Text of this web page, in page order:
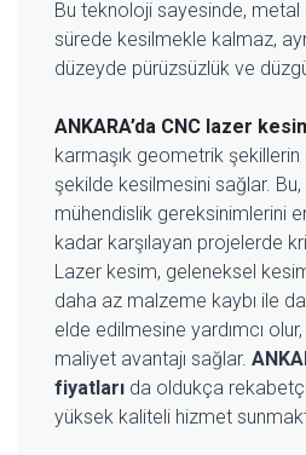
Bu teknoloji sayesinde,
sürede kesilmekle kalmaz,
düzeyde pürüzsüzlük ve
ANKARA’da CNC lazer
karmaşık geometrik şekillerin
şekilde kesilmesini sağlar.
mühendislik gereksinimlerini
kadar karşılayan projelerde
Lazer kesim, geleneksel
daha az malzeme kaybı ile
elde edilmesine yardımcı
maliyet avantajı sağlar.
fiyatları da oldukça
yüksek kaliteli hizmet